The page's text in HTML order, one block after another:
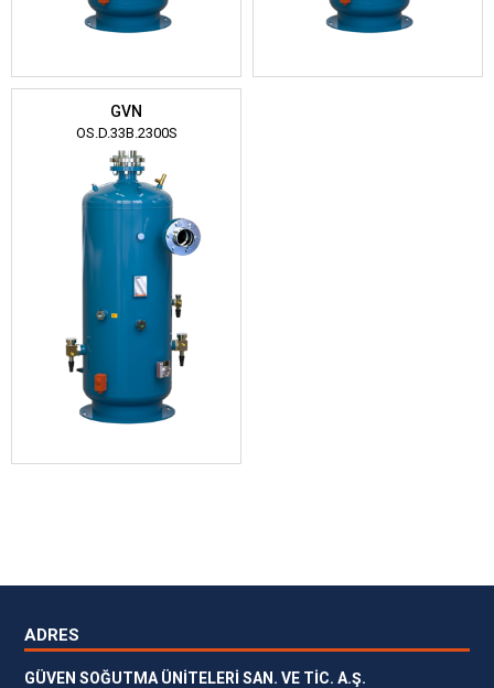
GVN
OS.D.33B.2300S
ADRES
GÜVEN SOĞUTMA ÜNİTELERİ SAN. VE TİC. A.Ş.